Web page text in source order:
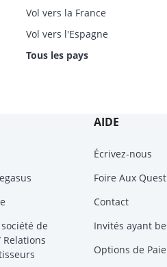
Vol vers la France
Vol vers l'Espagne
Tous les pays
de
AIDE
Écrivez-nous
Foire Aux
Contact
Invités ayant
Options de